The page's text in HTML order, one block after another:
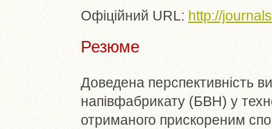
Офіційний URL: http://
Резюме
Доведена перспективність
напівфабрикату (БВН) у
отриманого прискореним